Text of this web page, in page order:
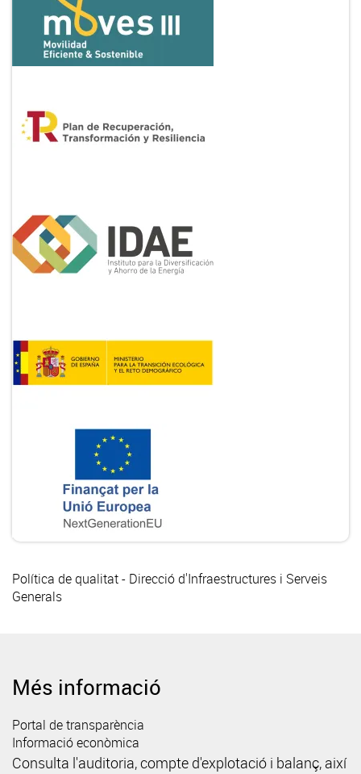
Política de qualitat - Direcció d'Infraestructures i Serveis
Generals
Més informació
Portal de transparència
Informació econòmica
Consulta l'auditoria, compte d'explotació i balanç, així